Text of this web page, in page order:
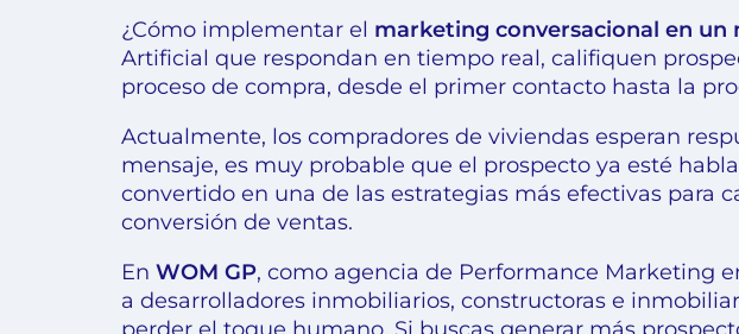
¿Cómo implementar el marketing conversacional en
Artificial que respondan en tiempo real, califiquen
proceso de compra, desde el primer contacto hasta la
Actualmente, los compradores de viviendas esperan
mensaje, es muy probable que el prospecto ya esté
convertido en una de las estrategias más efectivas para
conversión de ventas.
En WOM GP, como agencia de Performance Marketing
a desarrolladores inmobiliarios, constructoras e